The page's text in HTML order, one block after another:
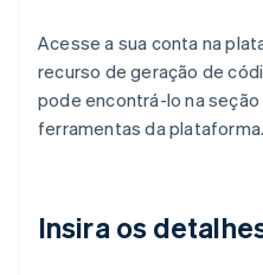
Acesse a sua conta na
recurso de geração de
pode encontrá-lo na
ferramentas da plataforma.
Insira os